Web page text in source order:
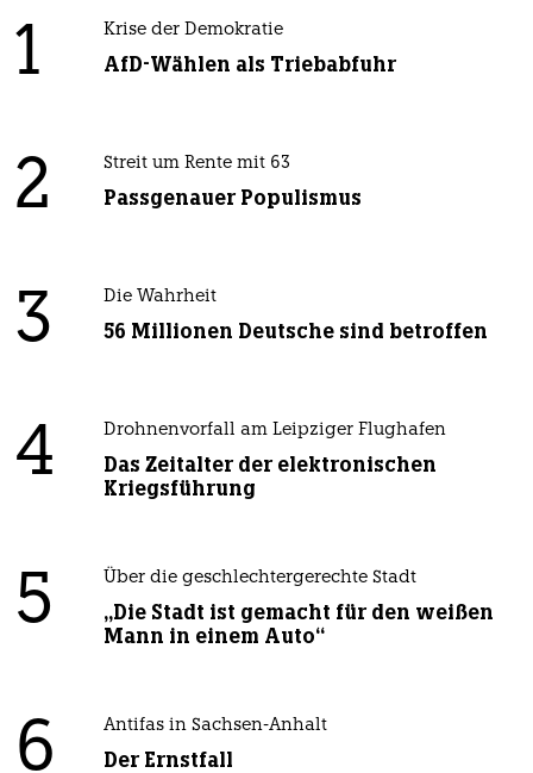
1 Krise der Demokratie
AfD-Wählen als Triebabfuhr
2 Streit um Rente mit 63
Passgenauer Populismus
3 Die Wahrheit
56 Millionen Deutsche sind betroffen
4 Drohnenvorfall am Leipziger Flughafen
Das Zeitalter der elektronischen
Kriegsführung
5 Über die geschlechtergerechte Stadt
„Die Stadt ist gemacht für den weißen
Mann in einem Auto“
6 Antifas in Sachsen-Anhalt
Der Ernstfall